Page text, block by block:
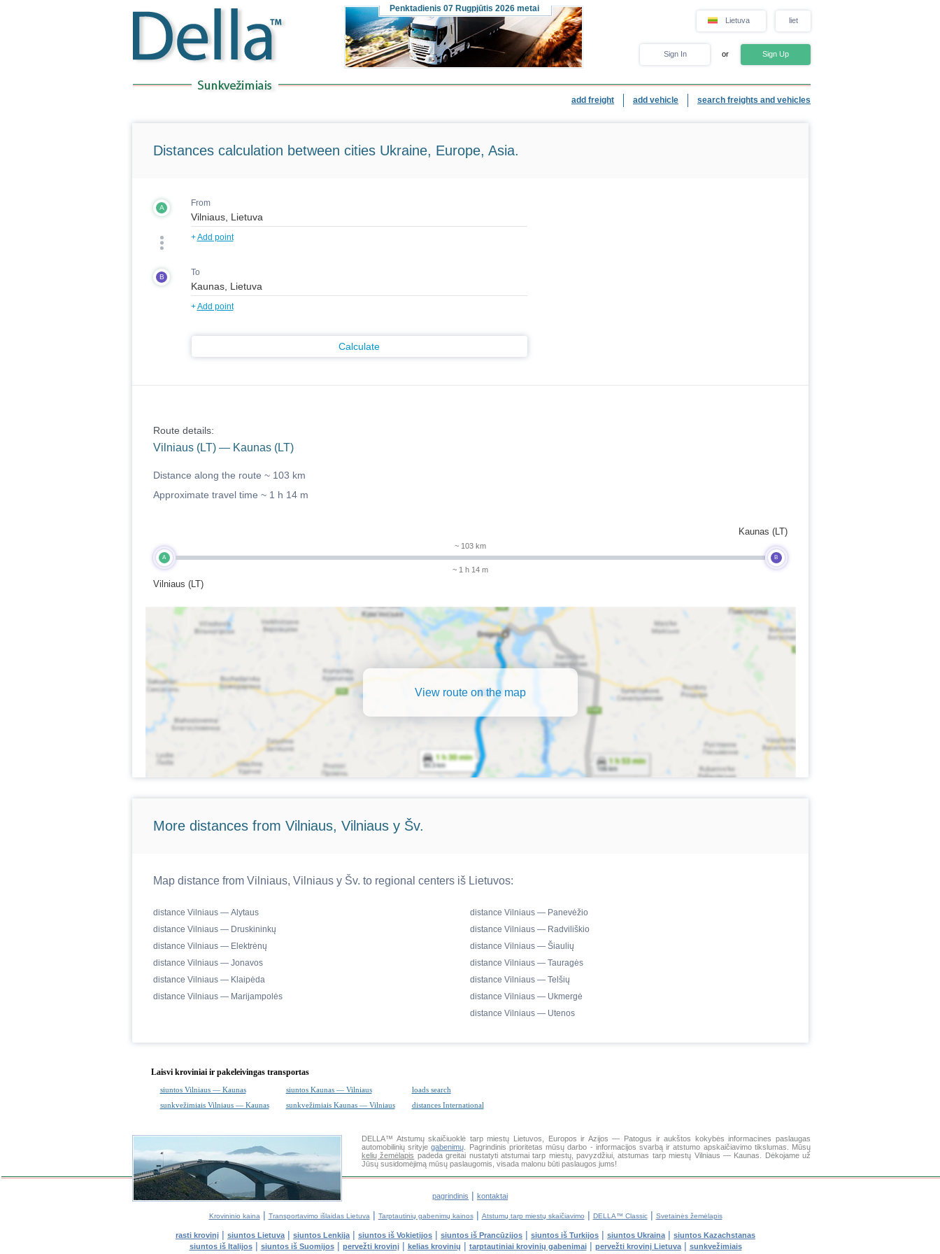
Penktadienis 07 Rugpjūtis 2026 metai
Lietuva liet
Sign In or Sign Up
add freight add vehicle search freights and vehicles
Distances calculation between cities Ukraine, Europe, Asia.
A From
+Add point
B To
+Add point
Calculate
Route details:
Vilniaus (LT) — Kaunas (LT)
Distance along the route ~ 103 km
Approximate travel time ~ 1 h 14 m
A
Vilniaus (LT)
~ 103 km
~ 1 h 14 m
B
Kaunas (LT)
View route on the map
More distances from Vilniaus, Vilniaus y Šv.
Map distance from Vilniaus, Vilniaus y Šv. to regional centers iš Lietuvos:
distance Vilniaus — Alytaus
distance Vilniaus — Druskininkų
distance Vilniaus — Elektrėnų
distance Vilniaus — Jonavos
distance Vilniaus — Klaipėda
distance Vilniaus — Marijampolės
distance Vilniaus — Panevėžio
distance Vilniaus — Radviliškio
distance Vilniaus — Šiaulių
distance Vilniaus — Tauragės
distance Vilniaus — Telšių
distance Vilniaus — Ukmergė
distance Vilniaus — Utenos
Laisvi kroviniai ir pakeleivingas transportas
siuntos Vilniaus — Kaunas siuntos Kaunas — Vilniaus
loads search
sunkvežimiais Vilniaus — Kaunas
sunkvežimiais Kaunas — Vilniaus distances International
DELLA™ Atstumų skaičiuoklė tarp miestų Lietuvos, Europos ir Azijos — Patogus ir aukštos kokybės informacines paslaugas
automobilinių srityjegabenimų . Pagrindinis prioritetas mūsų darbo - informacijos svarbą ir atstumo apskaičiavimo tikslumas. Mūsų
kelių žemėlapis padeda greitai nustatyti atstumai tarp miestų, pavyzdžiui, atstumas tarp miestų Vilniaus — Kaunas. Dėkojame už
Jūsų susidomėjimą mūsų paslaugomis, visada malonu būti paslaugos jums!
pagrindinis | kontaktai
Krovininio kaina | Transportavimo išlaidas Lietuva | Tarptautinių gabenimų kainos| Atstumų tarp miestų skaičiavimo | DELLA™ Classic| Svetainės žemėlapis
rasti krovinį | siuntos Lietuva | siuntos Lenkija | siuntos iš Vokietijos | siuntos iš Prancūzijos | siuntos iš Turkijos | siuntos Ukraina | siuntos Kazachstanas
siuntos iš Italijos| siuntos iš Suomijos| pervežti krovinį| kelias krovinių | tarptautiniai krovinių gabenimai| pervežti krovinį Lietuva| sunkvežimiais